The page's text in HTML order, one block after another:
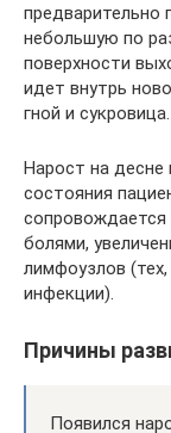
предварительно
небольшую по
поверхности
идет внутрь
гной и сукровица.
Нарост на
состояния
сопровождается
болями,
лимфоузлов
инфекции).
Причины
Появился